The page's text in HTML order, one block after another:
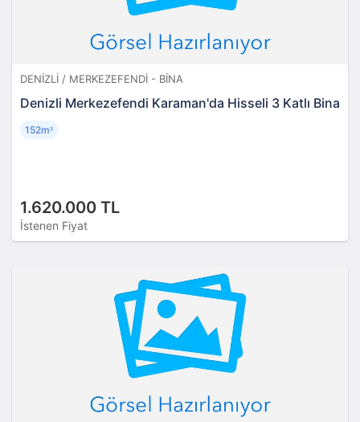
DENIZLI / MERKEZEFENDI - BINA
Denizli Merkezefendi Karaman'da Hisseli 3 Katlı Bina
1.620.000 TL
İstenen Fiyat
152m²